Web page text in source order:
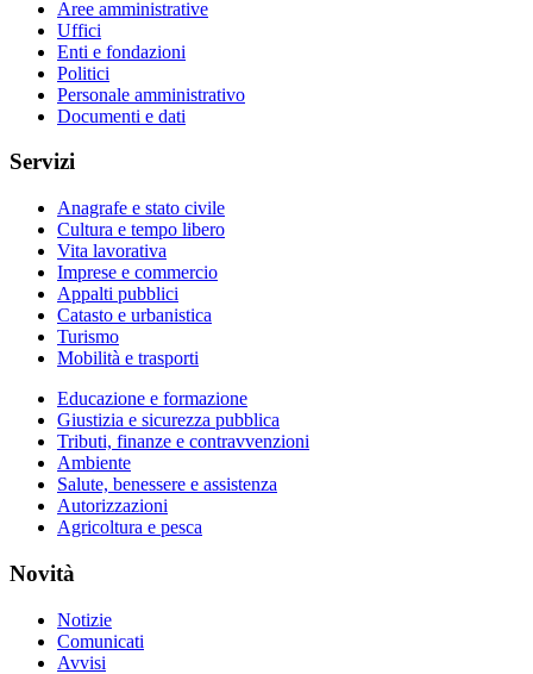
Aree amministrative
Uffici
Enti e fondazioni
Politici
Personale amministrativo
Documenti e dati
Servizi
Anagrafe e stato civile
Cultura e tempo libero
Vita lavorativa
Imprese e commercio
Appalti pubblici
Catasto e urbanistica
Turismo
Mobilità e trasporti
Educazione e formazione
Giustizia e sicurezza pubblica
Tributi, finanze e contravvenzioni
Ambiente
Salute, benessere e assistenza
Autorizzazioni
Agricoltura e pesca
Novità
Notizie
Comunicati
Avvisi